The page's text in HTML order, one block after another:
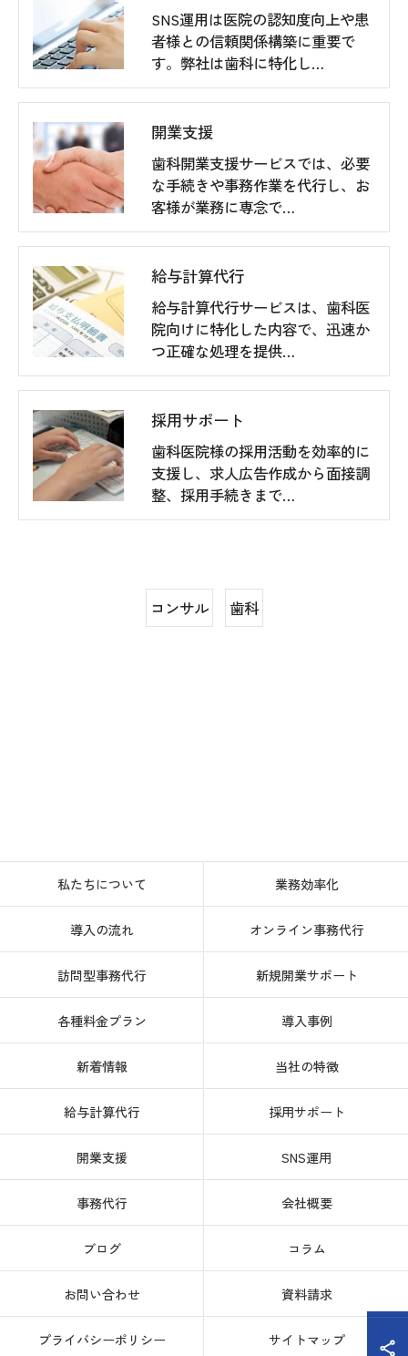
SNS運用は医院の認知度向上や患
者様との信頼関係構築に重要で
す。弊社は歯科に特化し…
開業支援
歯科開業支援サービスでは、必要
な手続きや事務作業を代行し、お
客様が業務に専念で…
給与計算代行
給与計算代行サービスは、歯科医
院向けに特化した内容で、迅速か
つ正確な処理を提供…
採用サポート
歯科医院様の採用活動を効率的に
支援し、求人広告作成から面接調
整、採用手続きまで…
コンサル 歯科
私たちについて 業務効率化
導入の流れ オンライン事務代行
訪問型事務代行 新規開業サポート
各種料金プラン 導入事例
新着情報 当社の特徴
給与計算代行 採用サポート
開業支援 SNS運用
事務代行 会社概要
ブログ コラム
お問い合わせ 資料請求
プライバシーポリシー サイトマップ